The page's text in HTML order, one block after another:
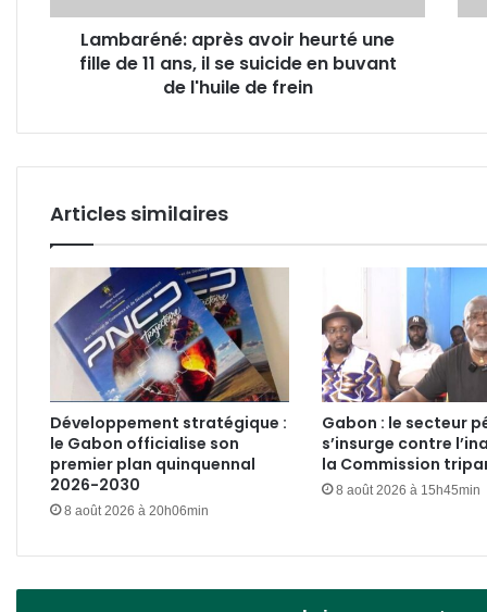
ans,
frein
Lambaréné: après avoir heurté une
fille de 11 ans, il se suicide en buvant
de l'huile de frein
Articles similaires
Développement stratégique :
le Gabon officialise son
premier plan quinquennal
2026-2030
8 août 2026 à 20h06min
Gabon : le secteur
s’insurge contre
la Commission
8 août 2026 à 15h45min